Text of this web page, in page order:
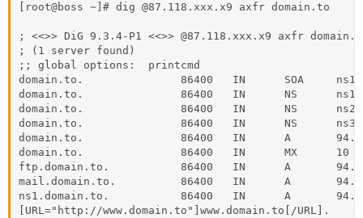
[root@boss ~]# dig @87.118.xxx.x9 axfr domain.to
; <<>> DiG 9.3.4-P1 <<>> @87.118.xxx.x9 axfr
; (1 server found)
;; global options:  printcmd
domain.to.               86400   IN      SOA
domain.to.               86400   IN      NS
domain.to.               86400   IN      NS
domain.to.               86400   IN      NS
domain.to.               86400   IN      A
domain.to.               86400   IN      MX      10
ftp.domain.to.           86400   IN      A
mail.domain.to.          86400   IN      A
ns1.domain.to.           86400   IN      A
[URL="http://www.domain.to"]www.domain.to[/